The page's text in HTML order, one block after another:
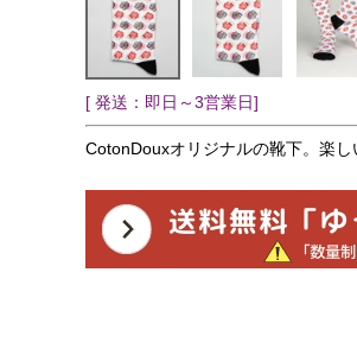
[ 発送：即日～3営業日]
CotonDouxオリジナルの靴下。楽